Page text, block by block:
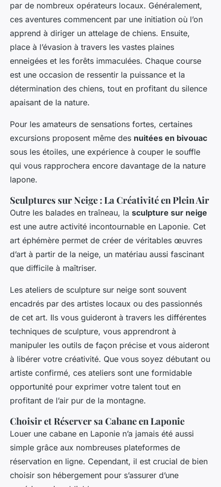
par de nombreux opérateurs locaux. Généralement,
ces aventures commencent par une initiation où l’on
apprend à diriger un attelage de chiens. Ensuite,
place à l’évasion à travers les vastes plaines
enneigées et les forêts immaculées. Chaque course
est une occasion de ressentir la puissance et la
détermination des chiens, tout en profitant du silence
apaisant de la nature.
Pour les amateurs de sensations fortes, certaines
excursions proposent même des nuitées en bivouac
sous les étoiles, une expérience à couper le souffle
qui vous rapprochera encore davantage de la nature
lapone.
Sculptures sur Neige : La Créativité en Plein Air
Outre les balades en traîneau, la sculpture sur neige
est une autre activité incontournable en Laponie. Cet
art éphémère permet de créer de véritables œuvres
d’art à partir de la neige, un matériau aussi fascinant
que difficile à maîtriser.
Les ateliers de sculpture sur neige sont souvent
encadrés par des artistes locaux ou des passionnés
de cet art. Ils vous guideront à travers les différentes
techniques de sculpture, vous apprendront à
manipuler les outils de façon précise et vous aideront
à libérer votre créativité. Que vous soyez débutant ou
artiste confirmé, ces ateliers sont une formidable
opportunité pour exprimer votre talent tout en
profitant de l’air pur de la montagne.
Choisir et Réserver sa Cabane en Laponie
Louer une cabane en Laponie n’a jamais été aussi
simple grâce aux nombreuses plateformes de
réservation en ligne. Cependant, il est crucial de bien
choisir son hébergement pour s’assurer d’une